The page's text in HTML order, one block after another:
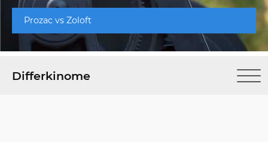
Prozac vs Zoloft
Differkinome